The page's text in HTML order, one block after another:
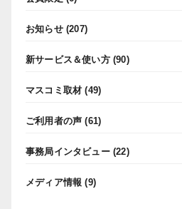
お知らせ(207)
新サービス＆使い方(90)
マスコミ取材 (49)
ご利用者の声 (61)
事務局インタビュー(22)
メディア情報 (9)